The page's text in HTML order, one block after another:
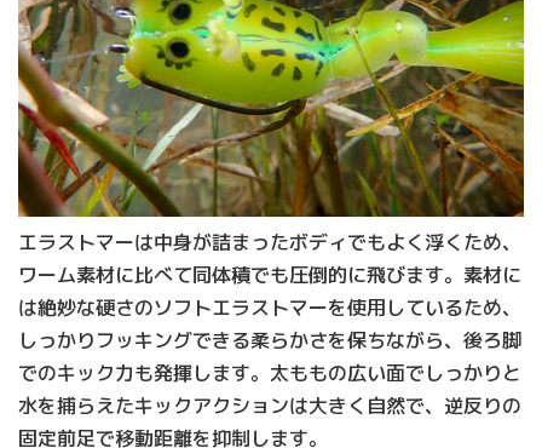
エラストマーは中身が詰まったボディでもよく浮くため、
ワーム素材に比べて同体積でも圧倒的に飛びます。素材に
は絶妙な硬さのソフトエラストマーを使用しているため、
しっかりフッキングできる柔らかさを保ちながら、後ろ脚
でのキック力も発揮します。太ももの広い面でしっかりと
水を捕らえたキックアクションは大きく自然で、逆反りの
固定前足で移動距離を抑制します。